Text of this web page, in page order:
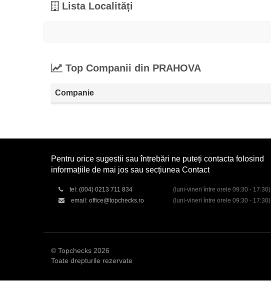
Lista Localități
Top Companii din PRAHOVA
Companie
Pentru orice sugestii sau întrebări ne puteți contacta folosind
informațiile de mai jos sau secțiunea Contact
tel: (004) 0213 711 834
(luni-vineri între orele 09:30 - 17:30)
email: office@topchecks.ro (luni-vineri între orele 09:30 - 17:30)
© Topchecks 2026
Toate drepturile rezervate